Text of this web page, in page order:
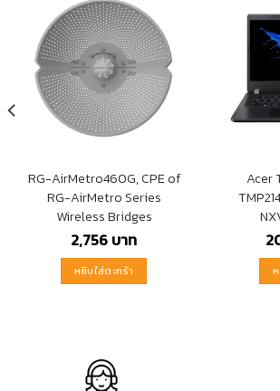
RG-AirMetro460G, CPE of
RG-AirMetro Series
Wireless Bridges
2,756บาท
หยิบใส่ตะกร้า
Acer